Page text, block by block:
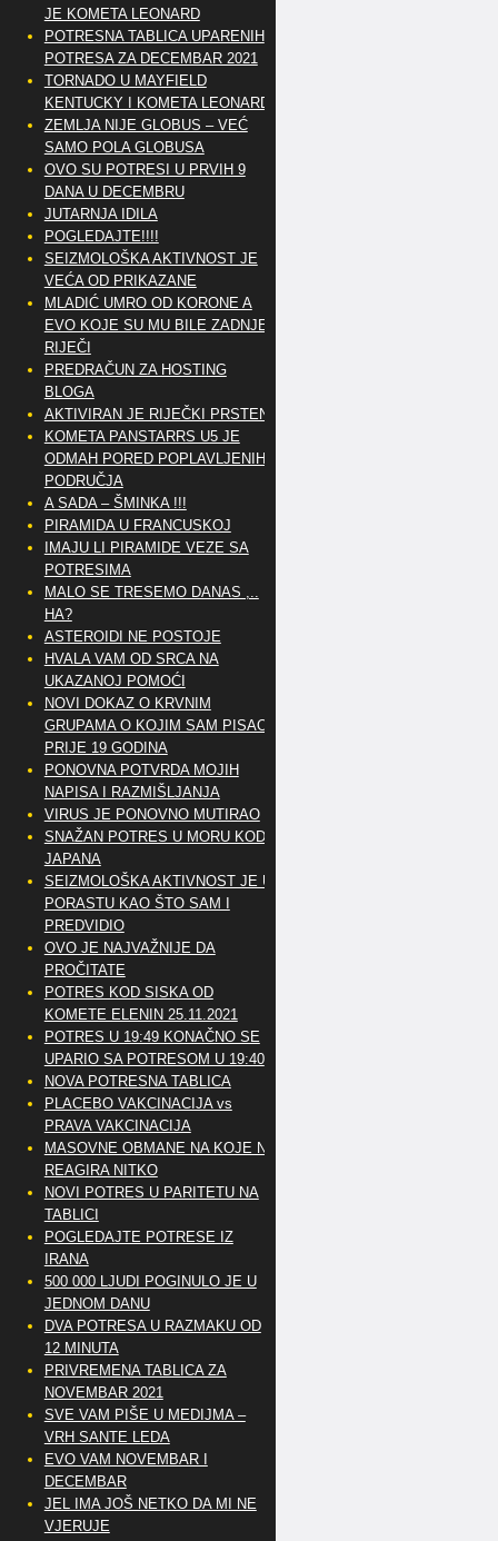
JE KOMETA LEONARD
POTRESNA TABLICA UPARENIH
POTRESA ZA DECEMBAR 2021
TORNADO U MAYFIELD
KENTUCKY I KOMETA LEONARD
ZEMLJA NIJE GLOBUS – VEĆ
SAMO POLA GLOBUSA
OVO SU POTRESI U PRVIH 9
DANA U DECEMBRU
JUTARNJA IDILA
POGLEDAJTE!!!!
SEIZMOLOŠKA AKTIVNOST JE
VEĆA OD PRIKAZANE
MLADIĆ UMRO OD KORONE A
EVO KOJE SU MU BILE ZADNJE
RIJEČI
PREDRAČUN ZA HOSTING
BLOGA
AKTIVIRAN JE RIJEČKI PRSTEN
KOMETA PANSTARRS U5 JE
ODMAH PORED POPLAVLJENIH
PODRUČJA
A SADA – ŠMINKA !!!
PIRAMIDA U FRANCUSKOJ
IMAJU LI PIRAMIDE VEZE SA
POTRESIMA
MALO SE TRESEMO DANAS ,..
HA?
ASTEROIDI NE POSTOJE
HVALA VAM OD SRCA NA
UKAZANOJ POMOĆI
NOVI DOKAZ O KRVNIM
GRUPAMA O KOJIM SAM PISAO
PRIJE 19 GODINA
PONOVNA POTVRDA MOJIH
NAPISA I RAZMIŠLJANJA
VIRUS JE PONOVNO MUTIRAO
SNAŽAN POTRES U MORU KOD
JAPANA
SEIZMOLOŠKA AKTIVNOST JE U
PORASTU KAO ŠTO SAM I
PREDVIDIO
OVO JE NAJVAŽNIJE DA
PROČITATE
POTRES KOD SISKA OD
KOMETE ELENIN 25.11.2021
POTRES U 19:49 KONAČNO SE
UPARIO SA POTRESOM U 19:40
NOVA POTRESNA TABLICA
PLACEBO VAKCINACIJA vs
PRAVA VAKCINACIJA
MASOVNE OBMANE NA KOJE NE
REAGIRA NITKO
NOVI POTRES U PARITETU NA
TABLICI
POGLEDAJTE POTRESE IZ
IRANA
500 000 LJUDI POGINULO JE U
JEDNOM DANU
DVA POTRESA U RAZMAKU OD
12 MINUTA
PRIVREMENA TABLICA ZA
NOVEMBAR 2021
SVE VAM PIŠE U MEDIJMA –
VRH SANTE LEDA
EVO VAM NOVEMBAR I
DECEMBAR
JEL IMA JOŠ NETKO DA MI NE
VJERUJE